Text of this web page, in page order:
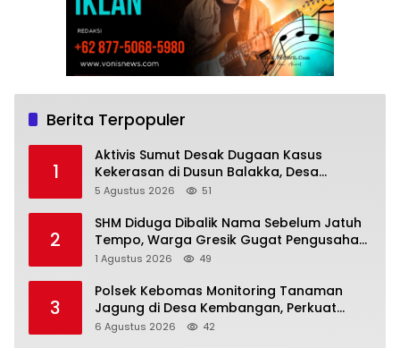
Berita Terpopuler
1
Aktivis Sumut Desak Dugaan Kasus
Kekerasan di Dusun Balakka, Desa
Gunung Malintang Diusut Tuntas
5 Agustus 2026 51
2
SHM Diduga Dibalik Nama Sebelum Jatuh
Tempo, Warga Gresik Gugat Pengusaha
Rokok dan Somasi Kepala Desa
1 Agustus 2026 49
3
Polsek Kebomas Monitoring Tanaman
Jagung di Desa Kembangan, Perkuat
Dukungan Ketahanan Pangan Nasional
6 Agustus 2026 42